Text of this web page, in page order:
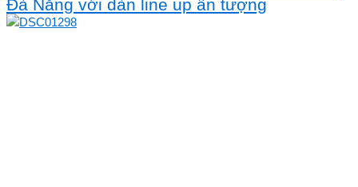
Đà Nẵng với dàn line up ấn tượng